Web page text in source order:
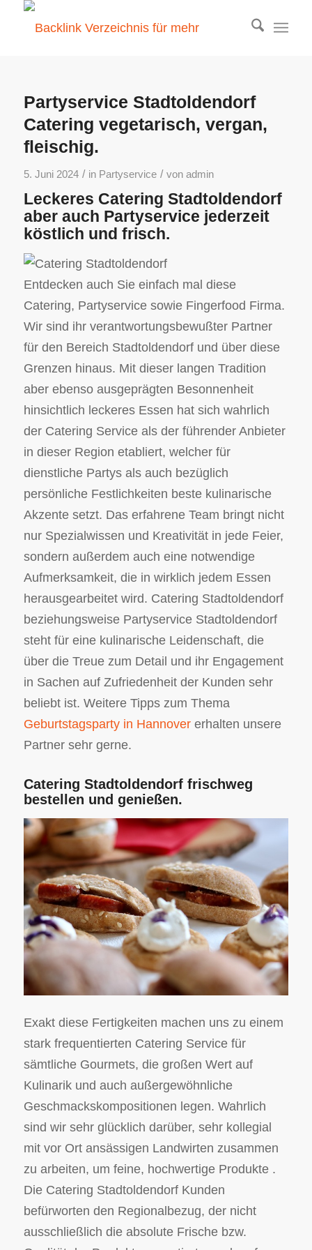
Partyservice Stadtoldendorf
Catering vegetarisch, vergan,
fleischig.
5. Juni 2024 / in Partyservice / von admin
Leckeres Catering Stadtoldendorf
aber auch Partyservice jederzeit
köstlich und frisch.
Entdecken auch Sie einfach mal diese
Catering, Partyservice sowie Fingerfood Firma.
Wir sind ihr verantwortungsbewußter Partner
für den Bereich Stadtoldendorf und über diese
Grenzen hinaus. Mit dieser langen Tradition
aber ebenso ausgeprägten Besonnenheit
hinsichtlich leckeres Essen hat sich wahrlich
der Catering Service als der führender Anbieter
in dieser Region etabliert, welcher für
dienstliche Partys als auch bezüglich
persönliche Festlichkeiten beste kulinarische
Akzente setzt. Das erfahrene Team bringt nicht
nur Spezialwissen und Kreativität in jede Feier,
sondern außerdem auch eine notwendige
Aufmerksamkeit, die in wirklich jedem Essen
herausgearbeitet wird. Catering Stadtoldendorf
beziehungsweise Partyservice Stadtoldendorf
steht für eine kulinarische Leidenschaft, die
über die Treue zum Detail und ihr Engagement
in Sachen auf Zufriedenheit der Kunden sehr
beliebt ist. Weitere Tipps zum Thema
Geburtstagsparty in Hannovererhalten unsere
Partner sehr gerne.
Catering Stadtoldendorf frischweg
bestellen und genießen.
Exakt diese Fertigkeiten machen uns zu einem
stark frequentierten Catering Service für
sämtliche Gourmets, die großen Wert auf
Kulinarik und auch außergewöhnliche
Geschmackskompositionen legen. Wahrlich
sind wir sehr glücklich darüber, sehr kollegial
mit vor Ort ansässigen Landwirten zusammen
zu arbeiten, um feine, hochwertige Produkte .
Die Catering Stadtoldendorf Kunden
befürworten den Regionalbezug, der nicht
ausschließlich die absolute Frische bzw.